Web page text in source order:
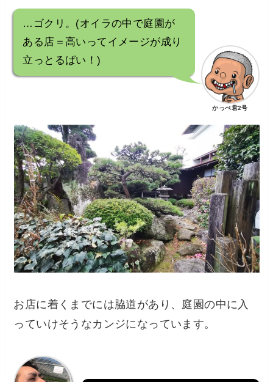
…ゴクリ。(オイラの中で庭園が
ある店＝高いってイメージが成り
立っとるばい！)
かっぺ君2号
お店に着くまでには脇道があり、庭園の中に入
っていけそうなカンジになっています。